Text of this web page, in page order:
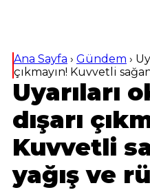
Ana Sayfa › Gündem ›
çıkmayın! Kuvvetli
Uyarıları
dışarı
Kuvvetli
yağış ve